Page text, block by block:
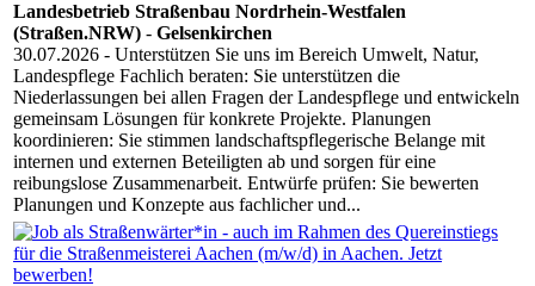
Landesbetrieb Straßenbau Nordrhein-Westfalen
(Straßen.NRW) - Gelsenkirchen
30.07.2026 - Unterstützen Sie uns im Bereich Umwelt, Natur,
Landespflege Fachlich beraten: Sie unterstützen die
Niederlassungen bei allen Fragen der Landespflege und entwickeln
gemeinsam Lösungen für konkrete Projekte. Planungen
koordinieren: Sie stimmen landschaftspflegerische Belange mit
internen und externen Beteiligten ab und sorgen für eine
reibungslose Zusammenarbeit. Entwürfe prüfen: Sie bewerten
Planungen und Konzepte aus fachlicher und...